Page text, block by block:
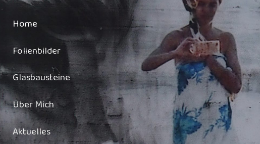
Home
Folienbilder
Glasbausteine
Über Mich
Aktuelles